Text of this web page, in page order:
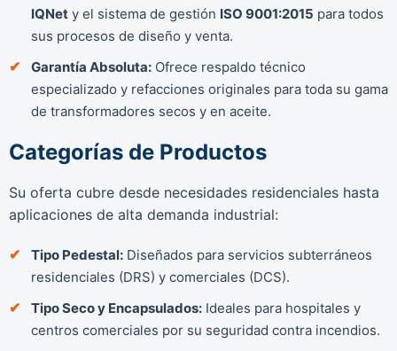
IQNet y el sistema de gestión ISO 9001:2015 para todos
sus procesos de diseño y venta.
Garantía Absoluta: Ofrece respaldo técnico
especializado y refacciones originales para toda su gama
de transformadores secos y en aceite.
Categorías de Productos
Su oferta cubre desde necesidades residenciales hasta
aplicaciones de alta demanda industrial:
Tipo Pedestal: Diseñados para servicios subterráneos
residenciales (DRS) y comerciales (DCS).
Tipo Seco y Encapsulados: Ideales para hospitales y
centros comerciales por su seguridad contra incendios.